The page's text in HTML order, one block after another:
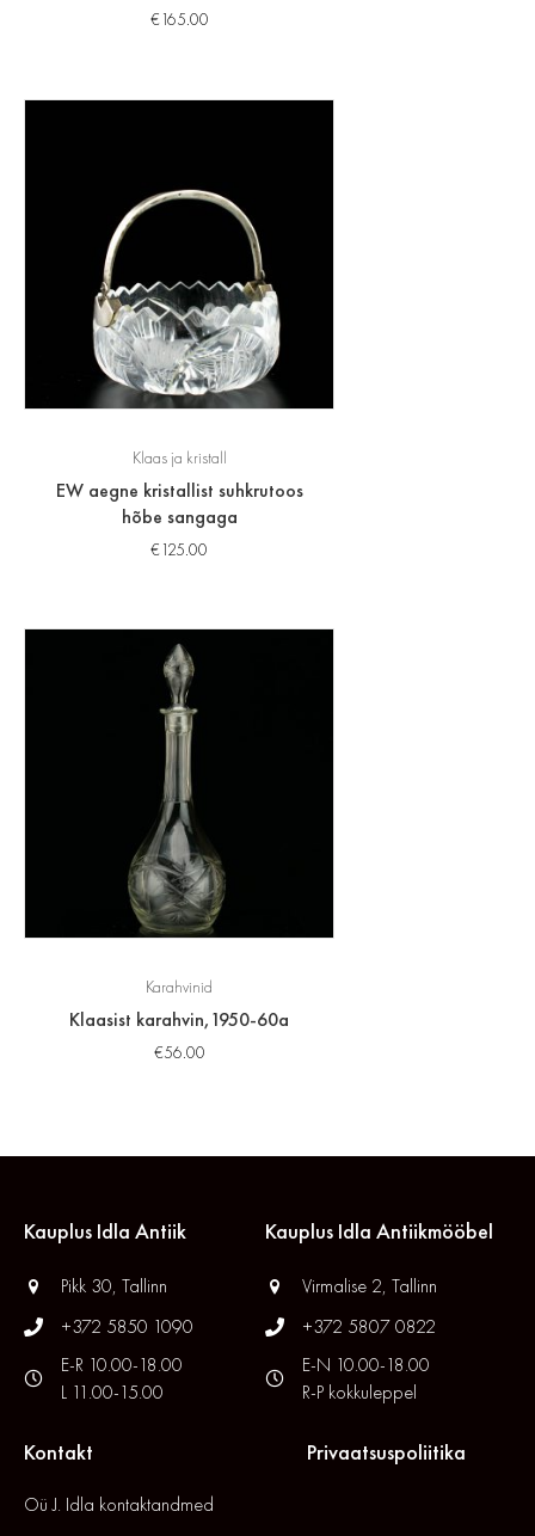
€165.00
Klaas ja kristall
EW aegne kristallist suhkrutoos
hõbe sangaga
€125.00
Karahvinid
Klaasist karahvin,1950-60a
€56.00
Kauplus Idla Antiik
Pikk 30, Tallinn
+372 5850 1090
E-R 10.00-18.00
L 11.00-15.00
Kauplus Idla Antiikmööbel
Virmalise 2, Tallinn
+372 5807 0822
E-N 10.00-18.00
R-P kokkuleppel
Kontakt
Oü J. Idla kontaktandmed
Privaatsuspoliitika